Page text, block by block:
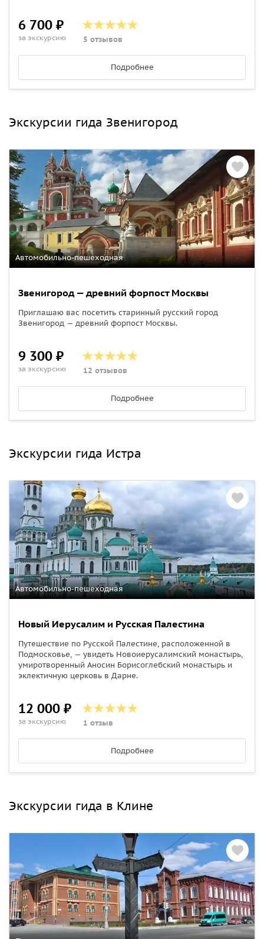
6 700 ₽
за экскурсию 5 отзывов
Подробнее
Экскурсии гида Звенигород
Автомобильно-пешеходная
Звенигород — древний форпост Москвы
Приглашаю вас посетить старинный русский город
Звенигород — древний форпост Москвы.
9 300 ₽
за экскурсию 12 отзывов
Подробнее
Экскурсии гида Истра
Автомобильно-пешеходная
Новый Иерусалим и Русская Палестина
Путешествие по Русской Палестине, расположенной в
Подмосковье, — увидеть Новоиерусалимский монастырь,
умиротворенный Аносин Борисоглебский монастырь и
эклектичную церковь в Дарне.
12 000 ₽
за экскурсию 1 отзыв
Подробнее
Экскурсии гида в Клине